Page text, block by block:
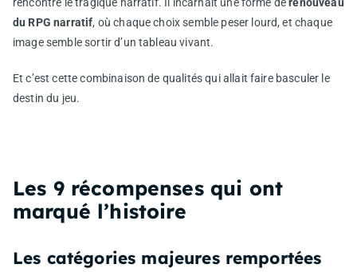
rencontre le tragique narratif. Il incarnait une forme derenouveau
du RPG narratif, où chaque choix semble peser lourd, et chaque
image semble sortir d’un tableau vivant.
Et c’est cette combinaison de qualités qui allait faire basculer le
destin du jeu.
Les 9 récompenses qui ont
marqué l’histoire
Les catégories majeures remportées